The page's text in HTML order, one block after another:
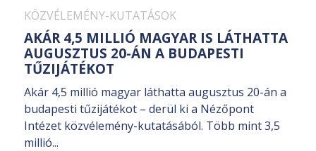
KÖZVÉLEMÉNY-KUTATÁSOK
AKÁR 4,5 MILLIÓ MAGYAR IS LÁTHATTA
AUGUSZTUS 20-ÁN A BUDAPESTI
TŰZIJÁTÉKOT
Akár 4,5 millió magyar láthatta augusztus 20-án a
budapesti tűzijátékot – derül ki a Nézőpont
Intézet közvélemény-kutatásából. Több mint 3,5
millió...